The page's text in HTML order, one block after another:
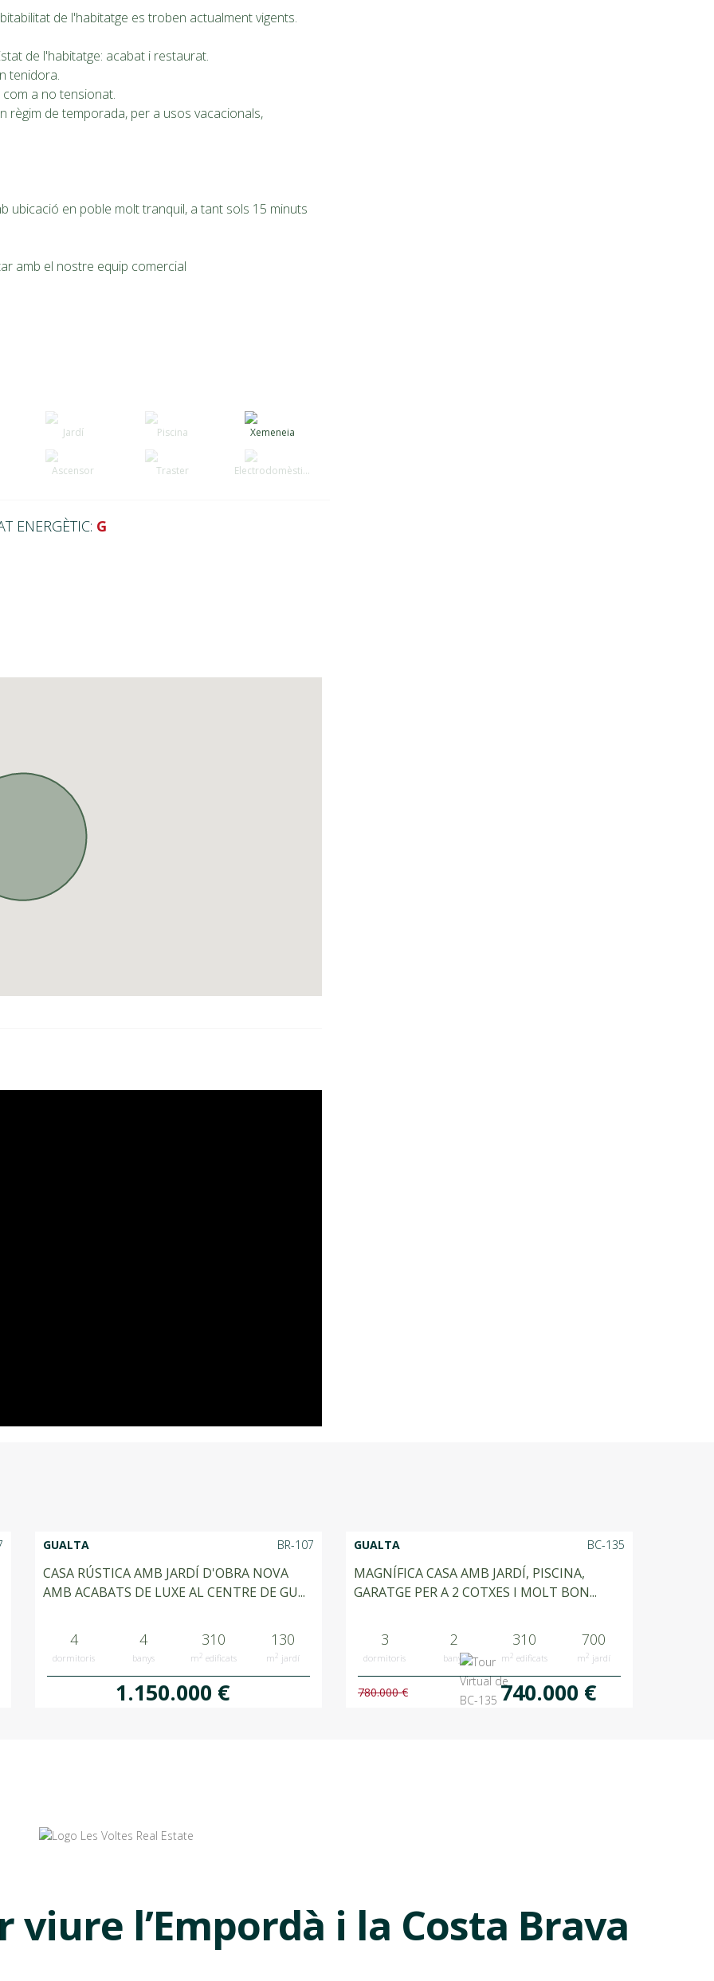
de l'habitatge es troben actualment vigents.
de l'habitatge: acabat i restaurat.
tenidora.
a no tensionat.
règim de temporada, per a usos vacacionals,
ubicació en poble molt tranquil, a tant sols 15 minuts
amb el nostre equip comercial
Jardí Piscina Xemeneia
Ascensor Traster Electrodomèstics
ENERGÈTIC: G
GUALTA BR-107
CASA RÚSTICA AMB JARDÍ D'OBRA NOVA
AMB ACABATS DE LUXE AL CENTRE DE GU...
4
dormitoris
4
banys
310
m2 edificats
130
m2 jardí
1.150.000 €
GUALTA BC-135
MAGNÍFICA CASA AMB JARDÍ, PISCINA,
GARATGE PER A 2 COTXES I MOLT BON...
3
dormitoris
2
banys
310
m2 edificats
700
m2 jardí
780.000 € 740.000 €
l’Empordà i la Costa Brava